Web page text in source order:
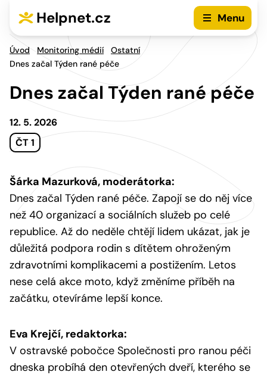
Helpnet.cz Menu
Úvod Monitoring médií
Ostatní
Dnes začal Týden rané péče
Dnes začal Týden rané péče
12. 5. 2026
ČT 1
Šárka Mazurková, moderátorka:
Dnes začal Týden rané péče. Zapojí se do něj více
než 40 organizací a sociálních služeb po celé
republice. Až do neděle chtějí lidem ukázat, jak je
důležitá podpora rodin s dítětem ohroženým
zdravotními komplikacemi a postižením. Letos
nese celá akce moto, když změníme příběh na
začátku, otevíráme lepší konce.
Eva Krejčí, redaktorka:
V ostravské pobočce Společnosti pro ranou péči
dneska probíhá den otevřených dveří, kterého se